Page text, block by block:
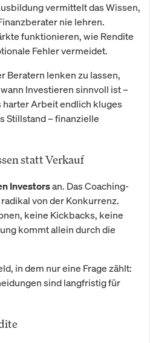
vermittelt das Wissen,
nie lehren.
funktionieren, wie Rendite
Fehler vermeidet.
Beratern lenken zu lassen,
Investieren sinnvoll ist –
harter Arbeit endlich kluges
Stillstand – finanzielle
statt Verkauf
Investorsan. Das Coaching-
von der Konkurrenz.
keine Kickbacks, keine
kommt allein durch die
in dem nur eine Frage zählt:
sind langfristig für